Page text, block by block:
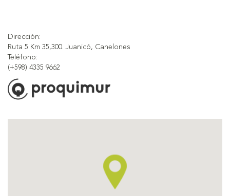
Dirección:
Ruta 5 Km 35,300. Juanicó, Canelones
Teléfono:
(+598) 4335 9662